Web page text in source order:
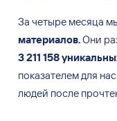
За четыре месяца
материалов.Они
3211 158
показателем для
людей после